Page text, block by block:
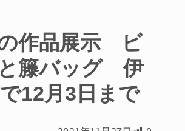
作品展示 ビ
籐バッグ 伊
12月3日まで